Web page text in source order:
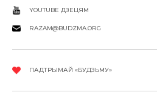
YOUTUBE ДЗЕЦЯМ
RAZAM@BUDZMA.ORG
ПАДТРЫМАЙ «БУДЗЬМУ»